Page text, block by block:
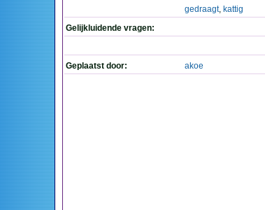
gedraagt, kattig
Gelijkluidende vragen:
Geplaatst door: akoe